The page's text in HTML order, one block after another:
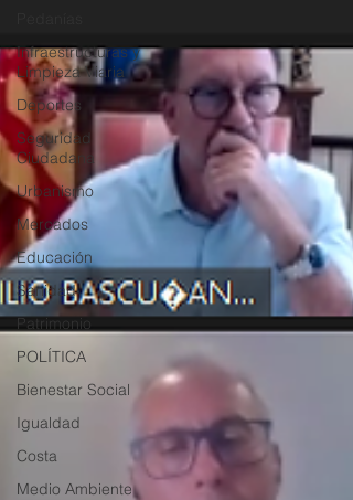
Infraestructuras y
Limpieza Viaria
Deportes
Seguridad
Ciudadana
Urbanismo
Mercados
Educación
Sanidad
Patrimonio
POLÍTICA
Bienestar Social
Igualdad
Costa
Medio Ambiente